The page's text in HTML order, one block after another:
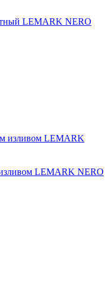
LEMARK NERO
LEMARK NERO